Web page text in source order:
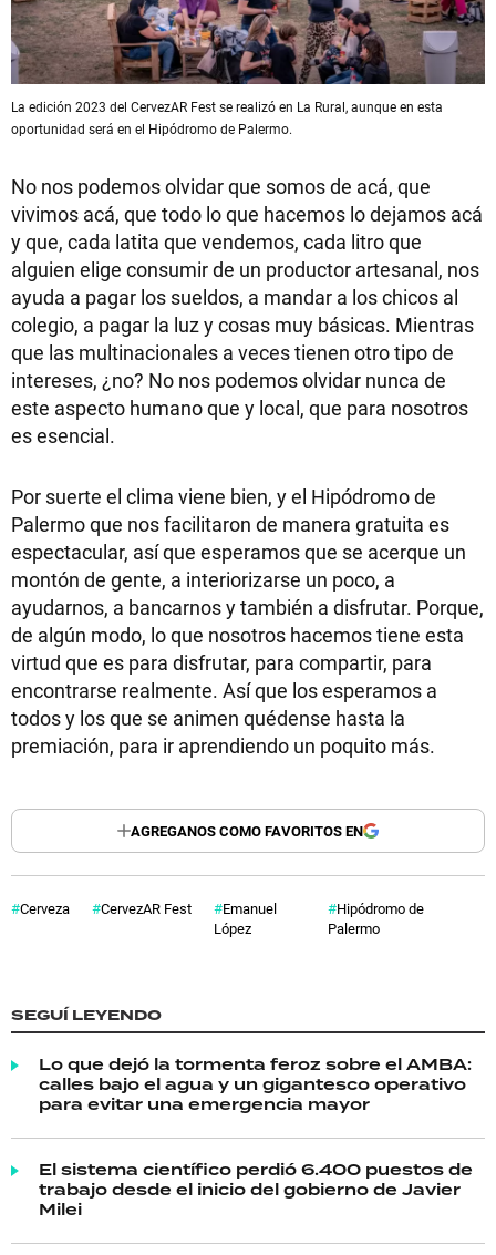
La edición 2023 del CervezAR Fest se realizó en La Rural, aunque en esta
oportunidad será en el Hipódromo de Palermo.
No nos podemos olvidar que somos de acá, que
vivimos acá, que todo lo que hacemos lo dejamos acá
y que, cada latita que vendemos, cada litro que
alguien elige consumir de un productor artesanal, nos
ayuda a pagar los sueldos, a mandar a los chicos al
colegio, a pagar la luz y cosas muy básicas. Mientras
que las multinacionales a veces tienen otro tipo de
intereses, ¿no? No nos podemos olvidar nunca de
este aspecto humano que y local, que para nosotros
es esencial.
Por suerte el clima viene bien, y el Hipódromo de
Palermo que nos facilitaron de manera gratuita es
espectacular, así que esperamos que se acerque un
montón de gente, a interiorizarse un poco, a
ayudarnos, a bancarnos y también a disfrutar. Porque,
de algún modo, lo que nosotros hacemos tiene esta
virtud que es para disfrutar, para compartir, para
encontrarse realmente. Así que los esperamos a
todos y los que se animen quédense hasta la
premiación, para ir aprendiendo un poquito más.
AGREGANOS COMO FAVORITOS EN
Cerveza CervezAR Fest
Emanuel
López
Hipódromo de
Palermo
SEGUÍ LEYENDO
Lo que dejó la tormenta feroz sobre el AMBA:
calles bajo el agua y un gigantesco operativo
para evitar una emergencia mayor
El sistema científico perdió 6.400 puestos de
trabajo desde el inicio del gobierno de Javier
Milei